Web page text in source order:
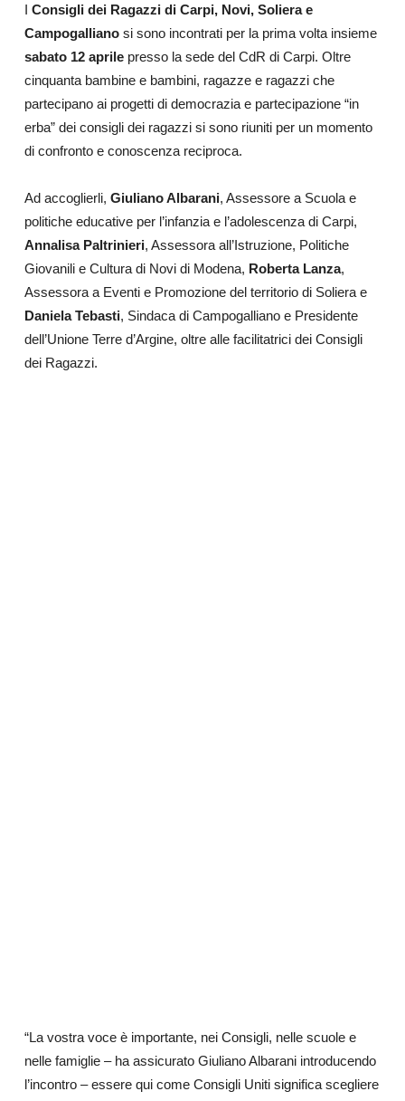
I Consigli dei Ragazzi di Carpi, Novi, Soliera e
Campogallianosi sono incontrati per la prima volta insieme
sabato 12 aprile presso la sede del CdR di Carpi. Oltre
cinquanta bambine e bambini, ragazze e ragazzi che
partecipano ai progetti di democrazia e partecipazione “in
erba” dei consigli dei ragazzi si sono riuniti per un momento
di confronto e conoscenza reciproca.
Ad accoglierli, Giuliano Albarani, Assessore a Scuola e
politiche educative per l’infanzia e l’adolescenza di Carpi,
Annalisa Paltrinieri, Assessora all’Istruzione, Politiche
Giovanili e Cultura di Novi di Modena, Roberta Lanza,
Assessora a Eventi e Promozione del territorio di Soliera e
Daniela Tebasti, Sindaca di Campogalliano e Presidente
dell’Unione Terre d’Argine, oltre alle facilitatrici dei Consigli
dei Ragazzi.
“La vostra voce è importante, nei Consigli, nelle scuole e
nelle famiglie – ha assicurato Giuliano Albarani introducendo
l’incontro – essere qui come Consigli Uniti significa scegliere